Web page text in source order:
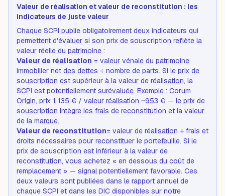
Valeur de réalisation et valeur de reconstitution : les
indicateurs de juste valeur
Chaque SCPI publie obligatoirement deux indicateurs qui
permettent d'évaluer si son prix de souscription reflète la
valeur réelle du patrimoine :
Valeur de réalisation = valeur vénale du patrimoine
immobilier net des dettes ÷ nombre de parts. Si le prix de
souscription est supérieur à la valeur de réalisation, la
SCPI est potentiellement surévaluée. Exemple : Corum
Origin, prix 1 135 € / valeur réalisation ~953 € — le prix de
souscription intègre les frais de reconstitution et la valeur
de la marque.
Valeur de reconstitution= valeur de réalisation + frais et
droits nécessaires pour reconstituer le portefeuille. Si le
prix de souscription est inférieur à la valeur de
reconstitution, vous achetez « en dessous du coût de
remplacement » — signal potentiellement favorable. Ces
deux valeurs sont publiées dans le rapport annuel de
chaque SCPI et dans les DIC disponibles sur notre